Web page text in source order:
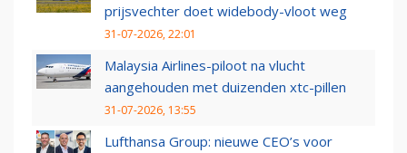
prijsvechter doet widebody-vloot weg
31-07-2026, 22:01
Malaysia Airlines-piloot na vlucht
aangehouden met duizenden xtc-pillen
31-07-2026, 13:55
Lufthansa Group: nieuwe CEO’s voor